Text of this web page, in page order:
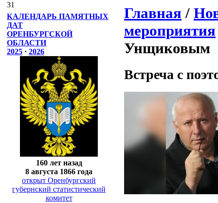
31
КАЛЕНДАРЬ ПАМЯТНЫХ
ДАТ
ОРЕНБУРГСКОЙ
ОБЛАСТИ
2025 · 2026
160 лет назад
8 августа 1866 года
открыт Оренбургский
губернский статистический
комитет
Главная /
мероприятия
Унщиковым
Встреча с